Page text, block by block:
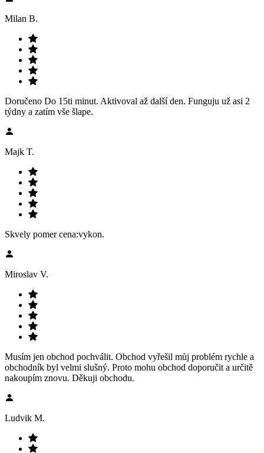
Milan B.
Doručeno Do 15ti minut. Aktivoval až další den. Funguju už asi 2
týdny a zatím vše šlape.
Majk T.
Skvely pomer cena:vykon.
Miroslav V.
Musím jen obchod pochválit. Obchod vyřešil můj problém rychle a
obchodník byl velmi slušný. Proto mohu obchod doporučit a určitě
nakoupím znovu. Děkuji obchodu.
Ludvik M.